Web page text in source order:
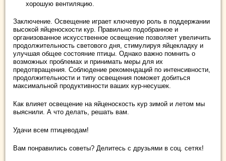
хорошую вентиляцию.
Заключение. Освещение играет ключевую роль в поддержании
высокой яйценоскости кур. Правильно подобранное и
организованное искусственное освещение позволяет увеличить
продолжительность светового дня, стимулируя яйцекладку и
улучшая общее состояние птицы. Однако важно помнить о
возможных проблемах и принимать меры для их
предотвращения. Соблюдение рекомендаций по интенсивности,
продолжительности и типу освещения поможет добиться
максимальной продуктивности ваших кур-несушек.
Как влияет освещение на яйценоскость кур зимой и летом мы
выяснили. А что делать, решать вам.
Удачи всем птицеводам!
Вам понравились советы? Делитесь с друзьями в соц. сетях!